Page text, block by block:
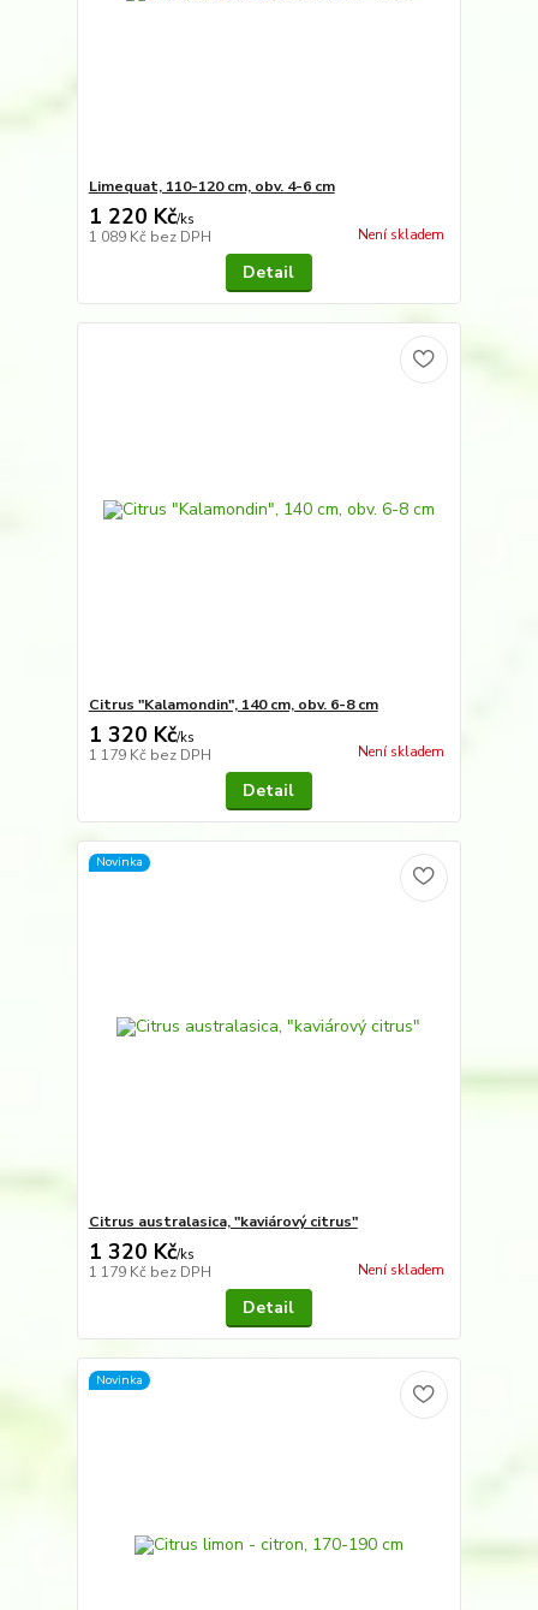
Limequat, 110-120 cm, obv. 4-6 cm
1 220 Kč/ks
1 089 Kč bez DPH Není skladem
Detail
Citrus "Kalamondin", 140 cm, obv. 6-8 cm
1 320 Kč/ks
1 179 Kč bez DPH Není skladem
Detail
Novinka
Citrus australasica, "kaviárový citrus"
1 320 Kč/ks
1 179 Kč bez DPH Není skladem
Detail
Novinka